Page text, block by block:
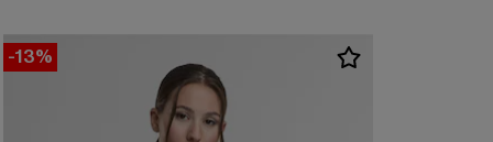
-13%